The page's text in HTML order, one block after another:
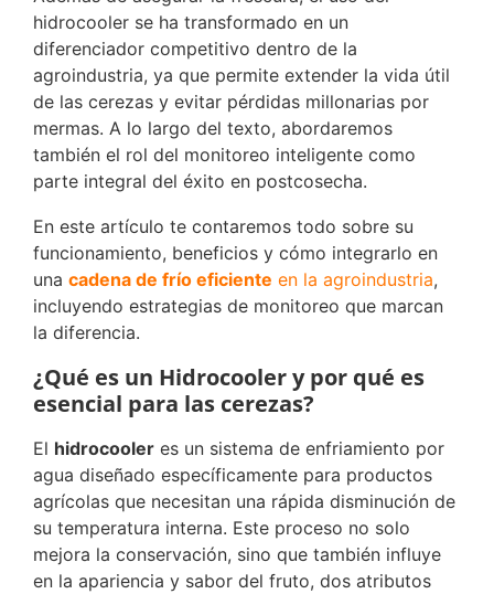
hidrocooler se ha transformado en un
diferenciador competitivo dentro de la
agroindustria, ya que permite extender la vida útil
de las cerezas y evitar pérdidas millonarias por
mermas. A lo largo del texto, abordaremos
también el rol del monitoreo inteligente como
parte integral del éxito en postcosecha.
En este artículo te contaremos todo sobre su
funcionamiento, beneficios y cómo integrarlo en
una cadena de frío eficiente en la agroindustria,
incluyendo estrategias de monitoreo que marcan
la diferencia.
¿Qué es un Hidrocooler y por qué es
esencial para las cerezas?
El hidrocooler es un sistema de enfriamiento por
agua diseñado específicamente para productos
agrícolas que necesitan una rápida disminución de
su temperatura interna. Este proceso no solo
mejora la conservación, sino que también influye
en la apariencia y sabor del fruto, dos atributos